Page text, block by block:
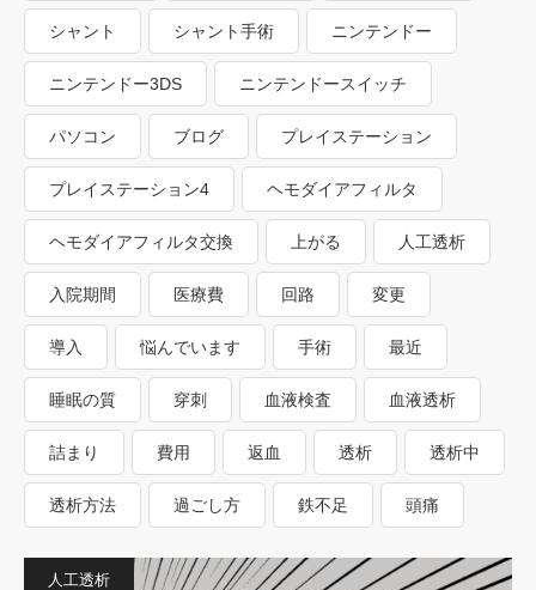
シャント シャント手術 ニンテンドー
ニンテンドー3DS ニンテンドースイッチ
パソコン ブログ プレイステーション
プレイステーション4 ヘモダイアフィルタ
ヘモダイアフィルタ交換 上がる 人工透析
入院期間 医療費 回路 変更
導入 悩んでいます 手術 最近
睡眠の質 穿刺 血液検査 血液透析
詰まり 費用 返血 透析 透析中
透析方法 過ごし方 鉄不足 頭痛
人工透析